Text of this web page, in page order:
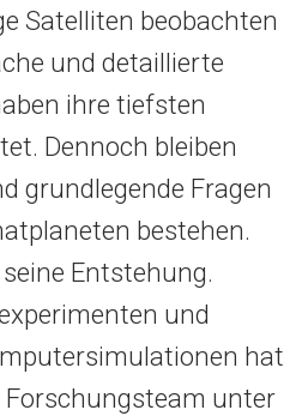
Satelliten beobachten
und detaillierte
ihre tiefsten
Dennoch bleiben
grundlegende Fragen
bestehen.
Entstehung.
und
hat
unter